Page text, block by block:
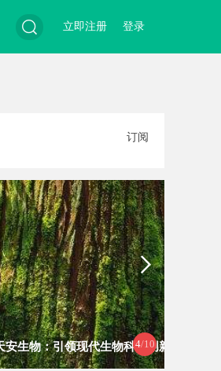
索
登录
立即注册
订阅
4/10
代生物科技创新发